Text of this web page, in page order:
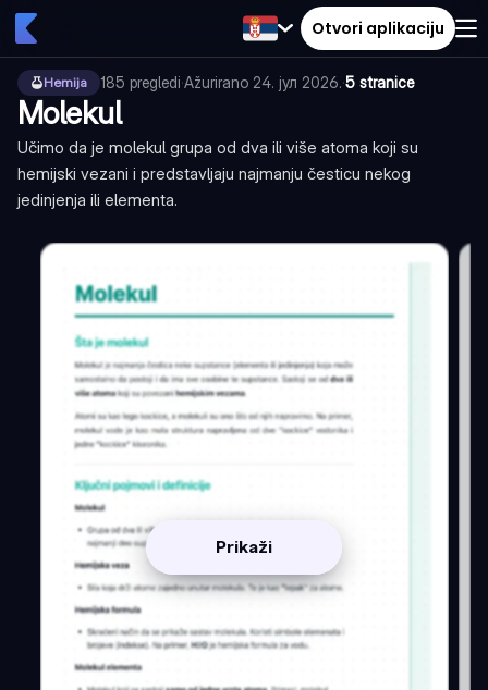
Otvori aplikaciju
Hemija 185 pregledi·Ažurirano 24. јул 2026.·5 stranice
Molekul
Učimo da je molekul grupa od dva ili više atoma koji su
hemijski vezani i predstavljaju najmanju česticu nekog
jedinjenja ili elementa.
Prikaži